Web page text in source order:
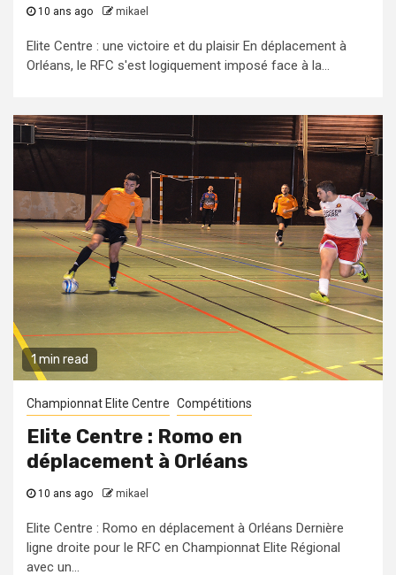
10 ans ago mikael
Elite Centre : une victoire et du plaisir En déplacement à
Orléans, le RFC s'est logiquement imposé face à la...
1 min read
Championnat Elite Centre Compétitions
Elite Centre : Romo en
déplacement à Orléans
10 ans ago mikael
Elite Centre : Romo en déplacement à Orléans Dernière
ligne droite pour le RFC en Championnat Elite Régional
avec un...